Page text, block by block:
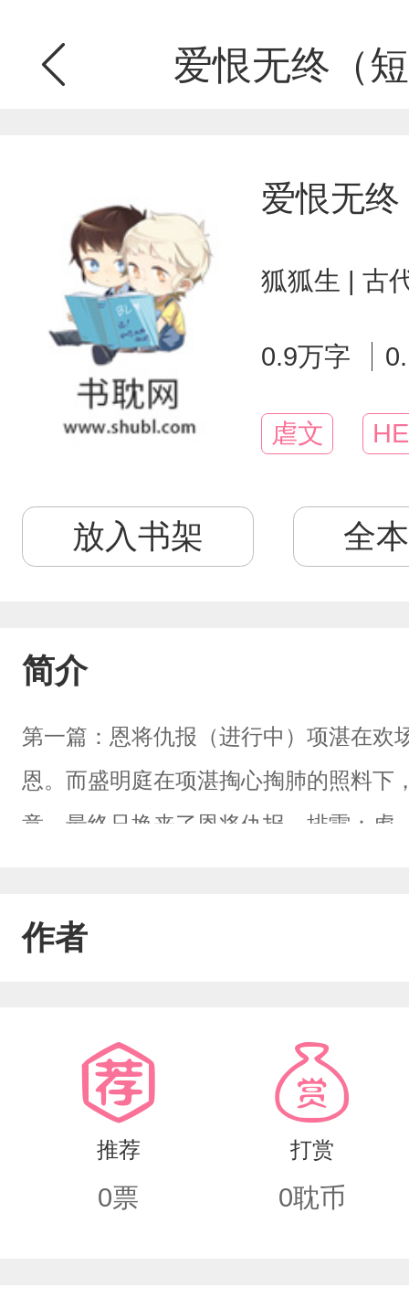
爱恨无终（
爱恨无
狐狐生 | 古
0.9万字
虐文 HE
放入书架 全
简介
第一篇：恩将仇报（进行中）项湛在欢
恩。而盛明庭在项湛掏心掏肺的照料下
意，最终只换来了恩将仇报。排雷：虐
作者
推荐
0票
打赏
0耽币